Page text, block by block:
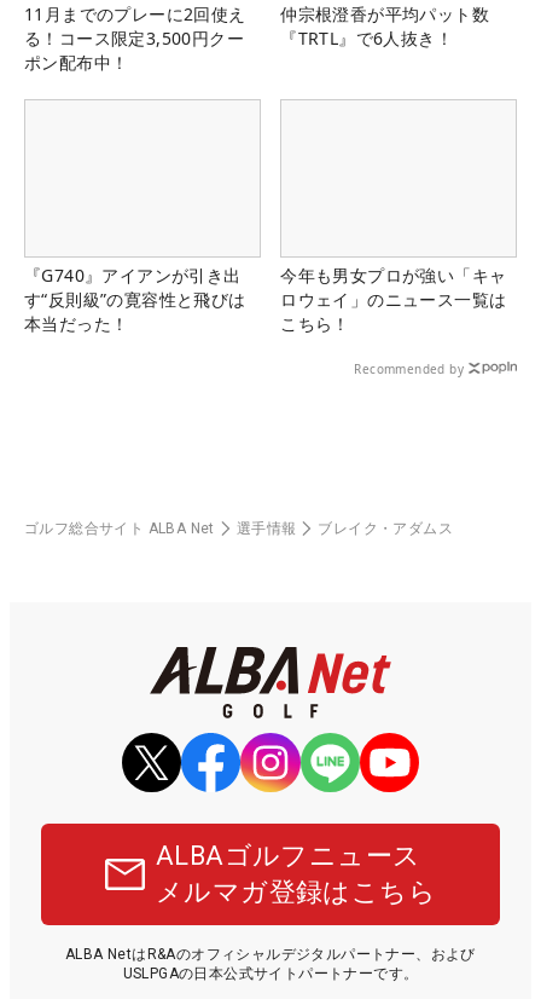
11月までのプレーに2回使え
る！コース限定3,500円クー
ポン配布中！
仲宗根澄香が平均パット数
『TRTL』で6人抜き！
『G740』アイアンが引き出
す“反則級”の寛容性と飛びは
本当だった！
今年も男女プロが強い「キャ
ロウェイ」のニュース一覧は
こちら！
Recommended by
ゴルフ総合サイト ALBA Net 選手情報 ブレイク・アダムス
ALBAゴルフニュース
メルマガ登録はこちら
ALBA NetはR&Aのオフィシャルデジタルパートナー、および
USLPGAの日本公式サイトパートナーです。